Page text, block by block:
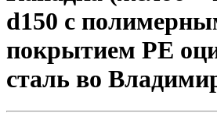
d150 с
покрытием PE
сталь во